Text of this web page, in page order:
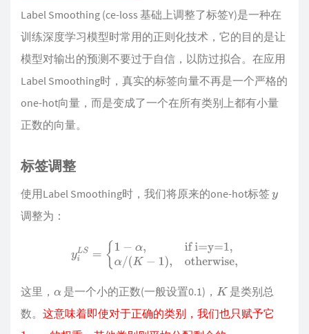
Label Smoothing (ce-loss 基础上调整了标签Y)是一种在
训练深度学习模型时常用的正则化技术，它的目的是让
模型对输出的预测不要过于自信，以防过拟合。在应用
Label Smoothing时，真实的标签向量不再是一个严格的
one-hot向量，而是变成了一个在所有类别上都有小量
正数的向量。
标签调整
使用Label Smoothing时，我们将原来的one-hot标签y
调整为：
yiLS ={1 −α ,if i=y=1 ),otherwise
这里， α 是一个小的正数(一般设置0.1)， K 是类别总
数。 这意味着即使对于正确的类别，我们也只赋予它